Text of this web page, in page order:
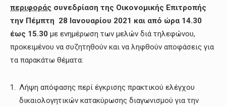
περιφοράς συνεδρίαση της Οικονομικής Επιτροπής
την Πέμπτη 28 Ιανουαρίου 2021 και από ώρα 14.30
έως 15.30 με ενημέρωση των μελών διά τηλεφώνου,
προκειμένου να συζητηθούν και να ληφθούν αποφάσεις για
τα παρακάτω θέματα:
Λήψη απόφασης περί έγκρισης πρακτικού ελέγχου
δικαιολογητικών κατακύρωσης διαγωνισμού για την